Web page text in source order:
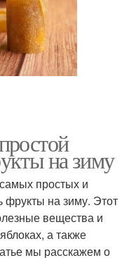
на зиму
простых и
фрукты на зиму. Этот
вещества и
а также
мы расскажем о